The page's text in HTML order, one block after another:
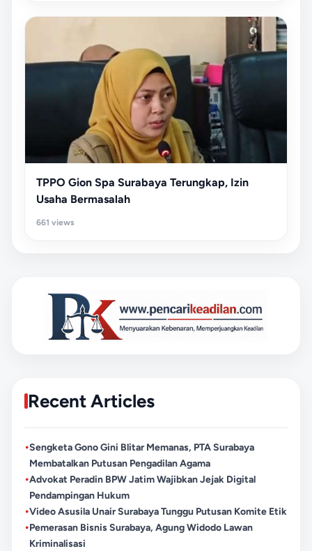
TPPO Gion Spa Surabaya Terungkap, Izin
Usaha Bermasalah
661 views
Recent Articles
•Sengketa Gono Gini Blitar Memanas, PTA Surabaya
Membatalkan Putusan Pengadilan Agama
•Advokat Peradin BPW Jatim Wajibkan Jejak Digital
Pendampingan Hukum
•Video Asusila Unair Surabaya Tunggu Putusan Komite Etik
•Pemerasan Bisnis Surabaya, Agung Widodo Lawan
Kriminalisasi